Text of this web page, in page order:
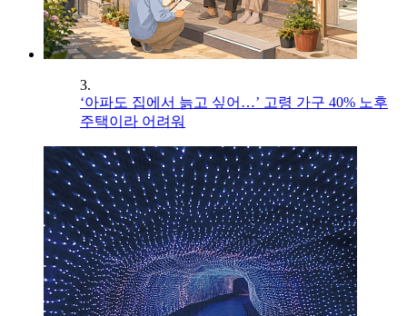
3.
‘아파도 집에서 늙고 싶어…’ 고령 가구 40% 노후
주택이라 어려워